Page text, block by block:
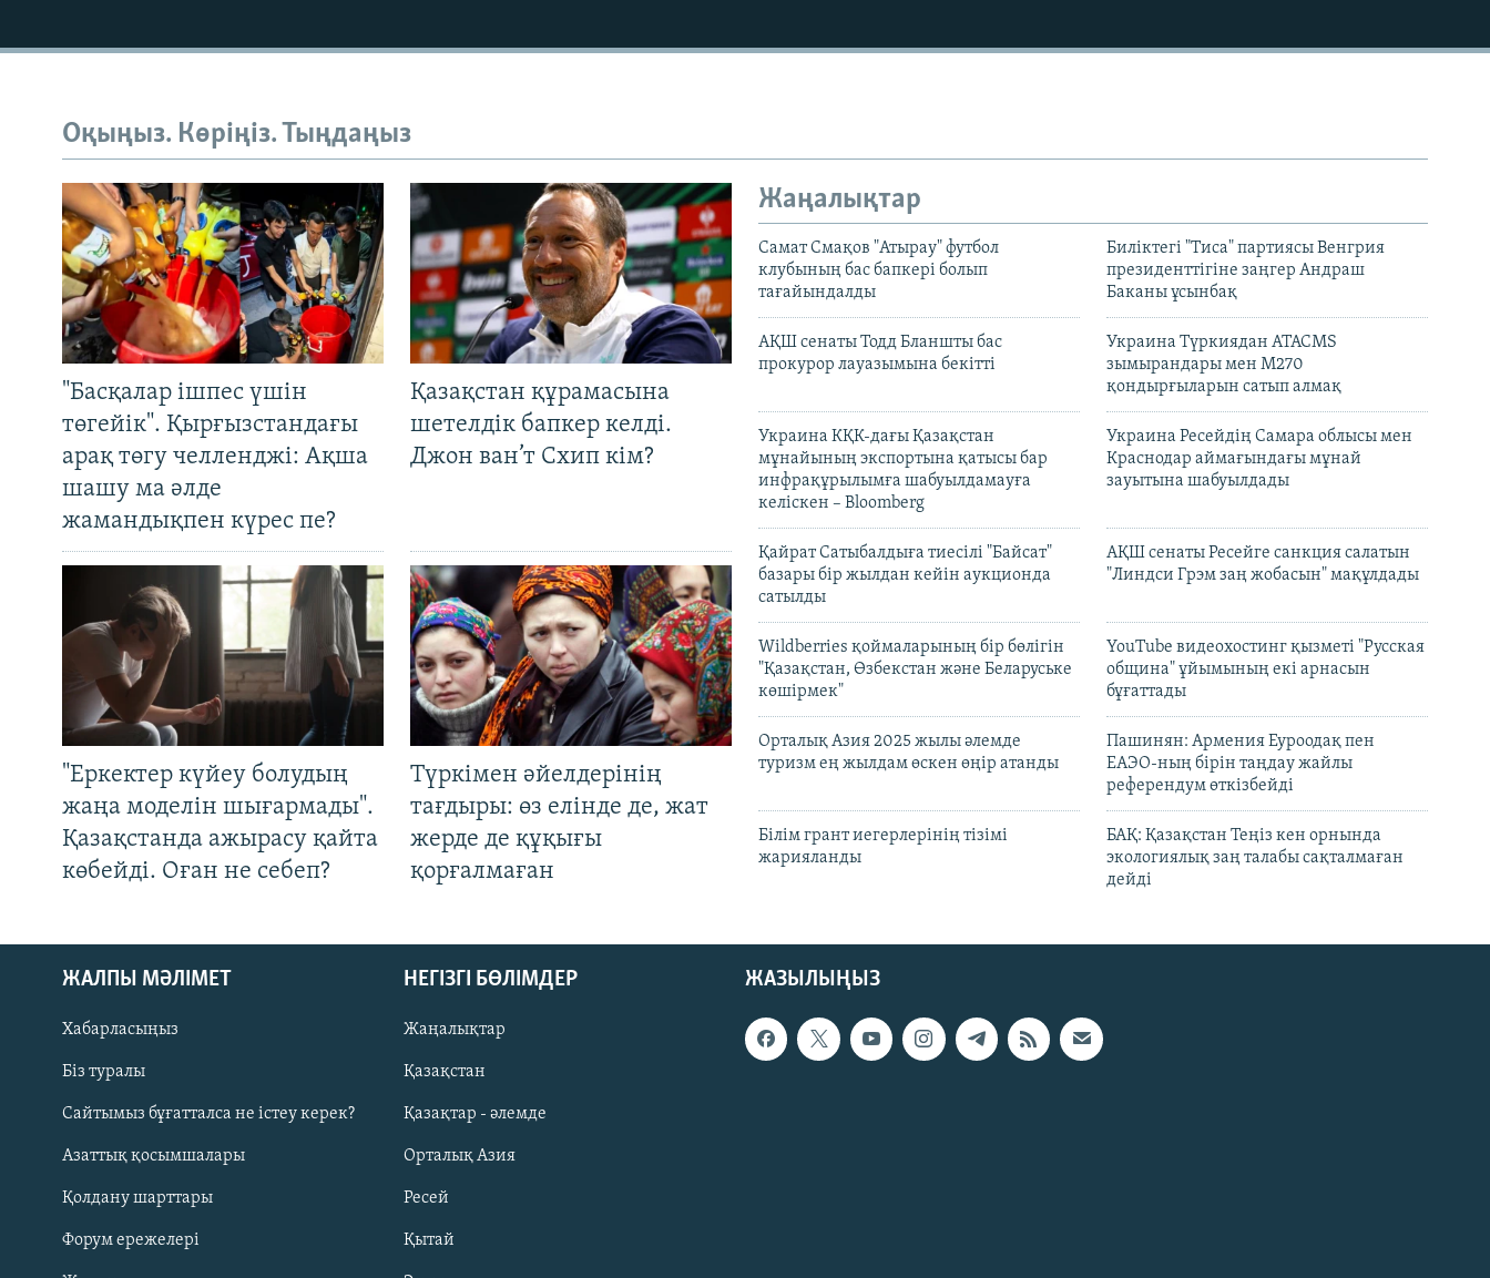
Русский
ЖАЗЫЛЫҢЫЗ
Оқыңыз. Көріңіз. Тыңдаңыз
"Басқалар ішпес үшін
төгейік". Қырғызстандағы
арақ төгу челленджі: Ақша
шашу ма әлде
жамандықпен күрес пе?
Қазақстан құрамасына
шетелдік бапкер келді.
Джон ван’т Схип кім?
"Еркектер күйеу болудың
жаңа моделін шығармады".
Қазақстанда ажырасу қайта
көбейді. Оған не себеп?
Түркімен әйелдерінің
тағдыры: өз елінде де, жат
жерде де құқығы
қорғалмаған
Жаңалықтар
Самат Смақов "Атырау" футбол
клубының бас бапкері болып
тағайындалды
Биліктегі "Тиса" партиясы Венгрия
президенттігіне заңгер Андраш
Баканы ұсынбақ
АҚШ сенаты Тодд Бланшты бас
прокурор лауазымына бекітті
Украина Түркиядан ATACMS
зымырандары мен M270
қондырғыларын сатып алмақ
Украина КҚК-дағы Қазақстан
мұнайының экспортына қатысы бар
инфрақұрылымға шабуылдамауға
келіскен – Bloomberg
Украина Ресейдің Самара облысы мен
Краснодар аймағындағы мұнай
зауытына шабуылдады
Қайрат Сатыбалдыға тиесілі "Байсат"
базары бір жылдан кейін аукционда
сатылды
АҚШ сенаты Ресейге санкция салатын
"Линдси Грэм заң жобасын" мақұлдады
Wildberries қоймаларының бір бөлігін
"Қазақстан, Өзбекстан және Беларуське
көшірмек"
YouTube видеохостинг қызметі "Русская
община" ұйымының екі арнасын
бұғаттады
Орталық Азия 2025 жылы әлемде
туризм ең жылдам өскен өңір атанды
Пашинян: Армения Еуроодақ пен
ЕАЭО-ның бірін таңдау жайлы
референдум өткізбейді
Білім грант иегерлерінің тізімі
жарияланды
БАҚ: Қазақстан Теңіз кен орнында
экологиялық заң талабы сақталмаған
дейді
ЖАЗЫЛЫҢЫЗ
ЖАЛПЫ МӘЛІМЕТ
Хабарласыңыз
Біз туралы
Сайтымыз бұғатталса не істеу керек?
Азаттық қосымшалары
Қолдану шарттары
Форум ережелері
НЕГІЗГІ БӨЛІМДЕР
Жаңалықтар
Қазақстан
Қазақтар - әлемде
Орталық Азия
Ресей
Қытай